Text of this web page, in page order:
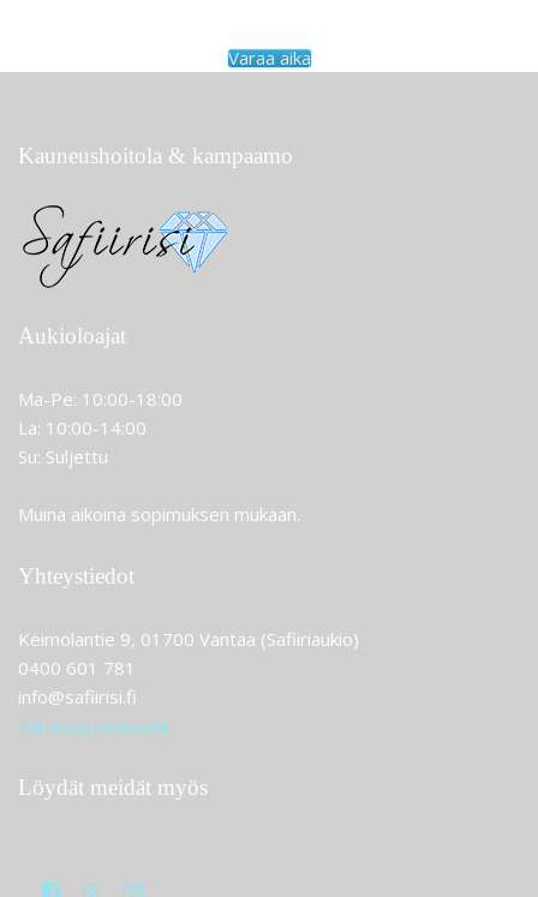
Varaa aika
Kauneushoitola & kampaamo
Aukioloajat
Ma-Pe: 10:00-18:00
La: 10:00-14:00
Su: Suljettu
Muina aikoina sopimuksen mukaan.
Yhteystiedot
Keimolantie 9, 01700 Vantaa (Safiiriaukio)
0400 601 781
info@safiirisi.fi
Tietosuojaseloste
Löydät meidät myös